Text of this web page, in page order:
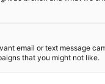
dieses
email or text message
that you might not like.